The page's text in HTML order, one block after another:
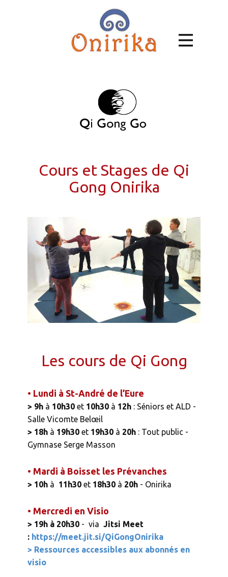
Cours et Stages de Qi
Gong Onirika
Les cours de Qi Gong
• Lundi à St-André de l’Eure
> 9h à 10h30 et 10h30 à 12h : Séniors et ALD -
Salle Vicomte Belœil
> 18h à 19h30 et 19h30 à 20h : Tout public -
Gymnase Serge Masson
• Mardi à Boisset les Prévanches
> 10h à 11h30 et 18h30 à 20h - Onirika
• Mercredi en Visio
> 19h à 20h30 - via Jitsi Meet
: https://meet.jit.si/QiGongOnirika
> Ressources accessibles aux abonnés en
visio